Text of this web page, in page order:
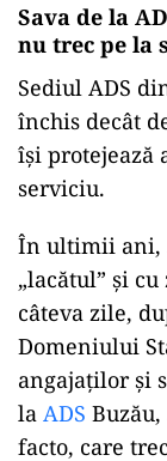
Sava de la
nu trec pe la
Sediul ADS
închis decât
își protejează
serviciu.
În ultimii ani,
„lacătul” și
câteva zile,
Domeniului
angajaților și
la ADS
facto, care